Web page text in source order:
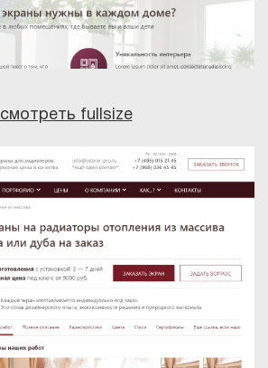
смотреть fullsize